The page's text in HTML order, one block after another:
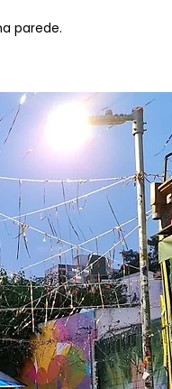
parede.